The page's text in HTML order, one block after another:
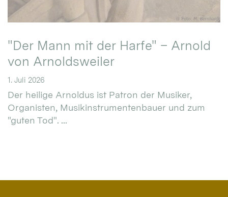
"Der Mann mit der Harfe" – Arnold
von Arnoldsweiler
1. Juli 2026
Der heilige Arnoldus ist Patron der Musiker,
Organisten, Musikinstrumentenbauer und zum
"guten Tod". ...